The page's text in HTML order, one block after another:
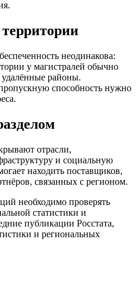
неодинакова:
у магистралей обычно
районы.
способность нужно
отрасли,
и социальную
находить поставщиков,
связанных с регионом.
необходимо проверять
статистики и
публикации Росстата,
и региональных